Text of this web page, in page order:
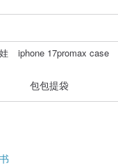
iphone 17promax case
包包提袋